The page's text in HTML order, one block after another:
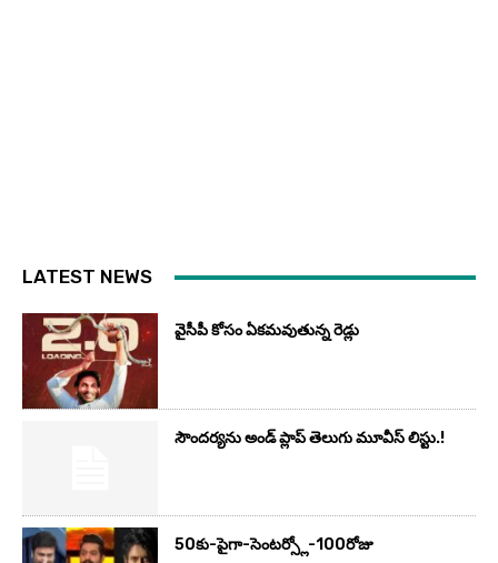
LATEST NEWS
వైసీపీ కోసం ఏక‌మ‌వుతున్న రెడ్లు
సౌందర్యను అండ్‌ ప్లాప్‌ తెలుగు మూవీస్‌ లిస్టు.!
50కు-పైగా-సెంటర్స్లో-100రోజు